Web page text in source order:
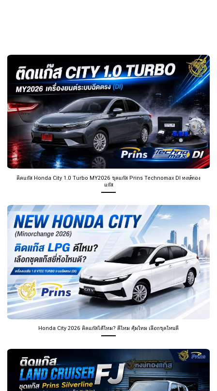
ติดแก๊ส Honda City 1.0 Turbo MY2026 ชุดแก๊ส Prins Technomax DI หงษ์ทอง
แก๊ส
Honda City 2026 ติดแก๊สได้ไหม? ดีไหม คุ้มไหม เลือกชุดไหนดี